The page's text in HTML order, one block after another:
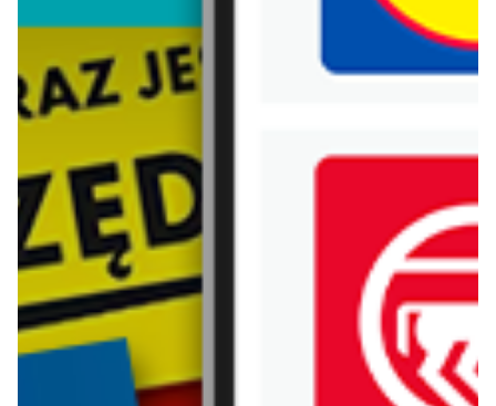
od dziś
Kaufland
już za 7 dni
WIĘCEJ GAZETEK